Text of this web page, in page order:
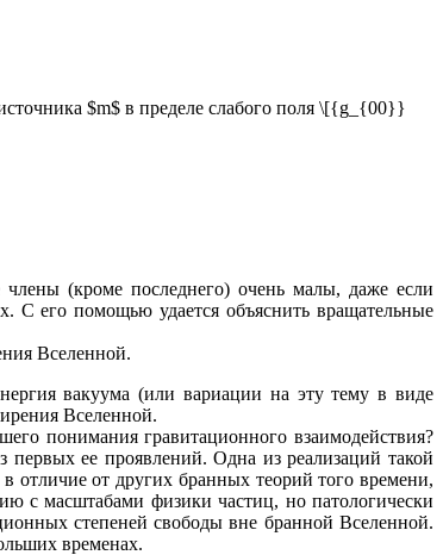
$m$ в пределе слабого поля \[{g_{00}}
(кроме последнего) очень малы, даже если
С его помощью удается объяснить вращательные
Вселенной.
вакуума (или вариации на эту тему в виде
Вселенной.
понимания гравитационного взаимодействия?
первых ее проявлений. Одна из реализаций такой
отличие от других бранных теорий того времени,
с масштабами физики частиц, но патологически
степеней свободы вне бранной Вселенной.
временах.